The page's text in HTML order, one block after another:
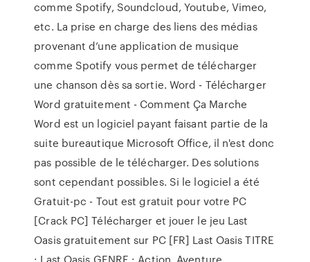
comme Spotify, Soundcloud, Youtube, Vimeo,
etc. La prise en charge des liens des médias
provenant d’une application de musique
comme Spotify vous permet de télécharger
une chanson dès sa sortie. Word - Télécharger
Word gratuitement - Comment Ça Marche
Word est un logiciel payant faisant partie de la
suite bureautique Microsoft Office, il n'est donc
pas possible de le télécharger. Des solutions
sont cependant possibles. Si le logiciel a été
Gratuit-pc - Tout est gratuit pour votre PC
[Crack PC] Télécharger et jouer le jeu Last
Oasis gratuitement sur PC [FR] Last Oasis TITRE
: Last Oasis GENRE : Action, Aventure,